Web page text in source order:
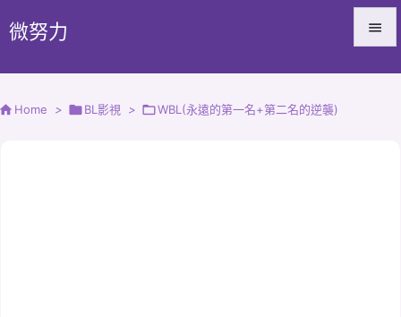
微努力 
Home > BL影視 > WBL(永遠的第一名+第二名的逆襲)